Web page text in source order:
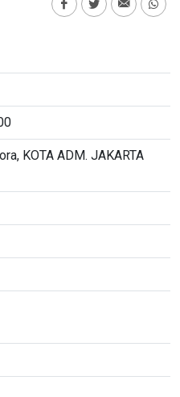
KOTA ADM. JAKARTA